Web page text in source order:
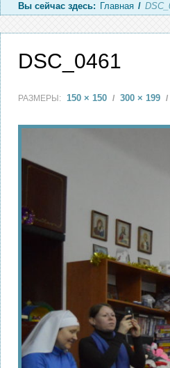
Вы сейчас здесь: Главная /
DSC_0461
РАЗМЕРЫ: 150 × 150 / 300 × 199 /